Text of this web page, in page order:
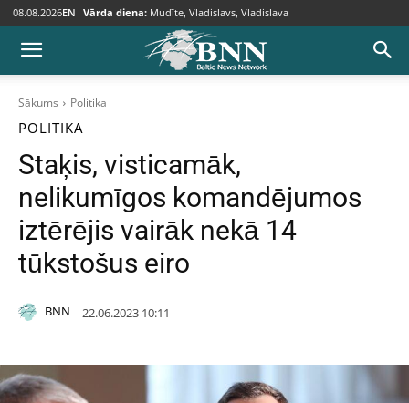
08.08.2026EN Vārda diena: Mudīte, Vladislavs, Vladislava
Sākums Politika
POLITIKA
Staķis, visticamāk,
nelikumīgos komandējumos
iztērējis vairāk nekā 14
tūkstošus eiro
BNN 22.06.2023 10:11